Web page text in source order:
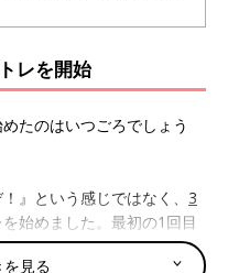
漫画家のこげのまさきさん
泣ける！」と話題になりま
のまさきさんにソンくんの
した。
レを開始
たのはいつごろでしょう
』という感じではなく、 3
始めました。最初の1回目
ックかわかりませんが、成
を見る